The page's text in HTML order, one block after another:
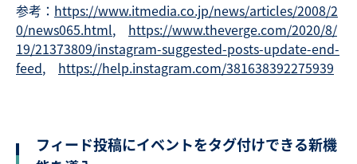
参考： https://www.itmedia.co.jp/news/articles/2008/2
0/news065.html, https://www.theverge.com/2020/8/
19/21373809/instagram-suggested-posts-update-end-
feed, https://help.instagram.com/381638392275939
フィード投稿にイベントをタグ付けできる新機